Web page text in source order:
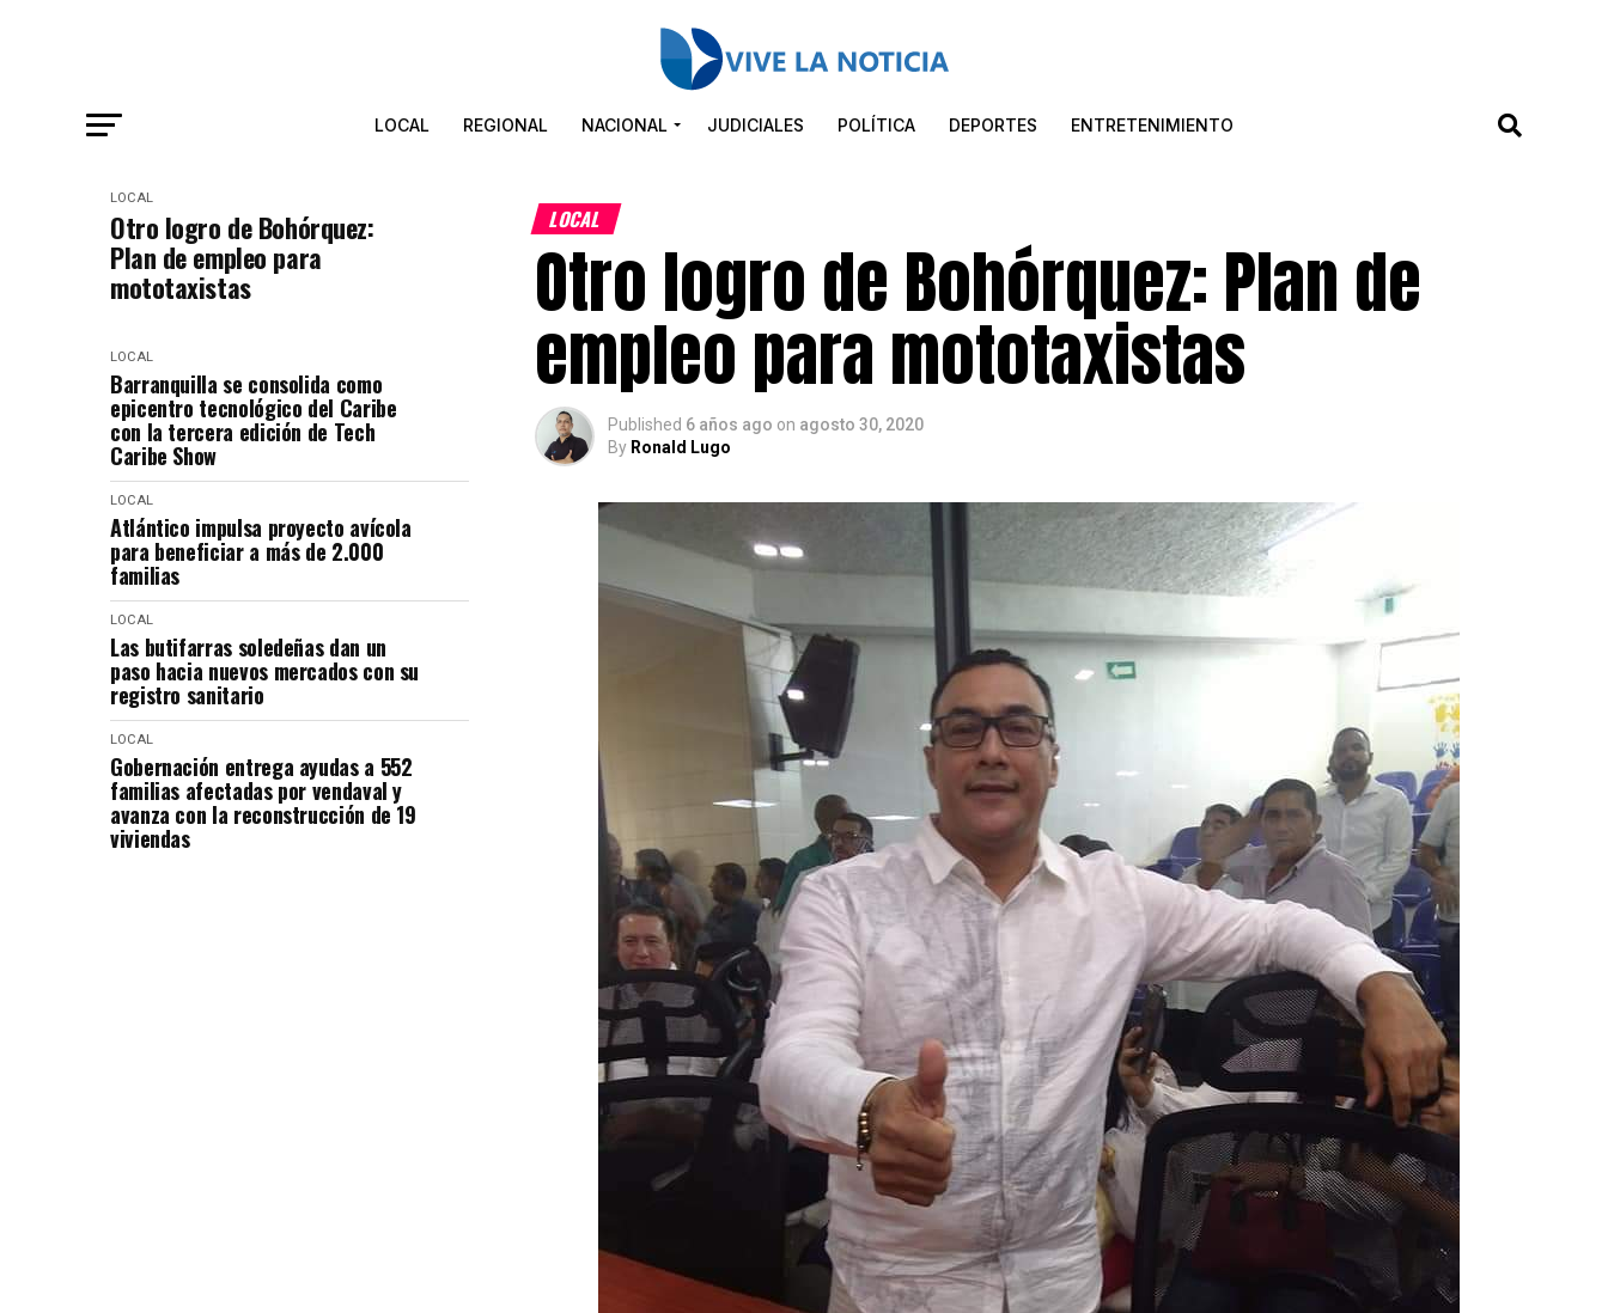
LOCAL REGIONAL NACIONAL JUDICIALES POLÍTICA DEPORTES ENTRETENIMIENTO
LOCAL
Otro logro de Bohórquez:
Plan de empleo para
mototaxistas
LOCAL
Barranquilla se consolida como
epicentro tecnológico del Caribe
con la tercera edición de Tech
Caribe Show
LOCAL
Atlántico impulsa proyecto avícola
para beneficiar a más de 2.000
familias
LOCAL
Las butifarras soledeñas dan un
paso hacia nuevos mercados con su
registro sanitario
LOCAL
Gobernación entrega ayudas a 552
familias afectadas por vendaval y
avanza con la reconstrucción de 19
viviendas
LOCAL
Otro logro de Bohórquez: Plan de
empleo para mototaxistas
Published 6 años ago on agosto 30, 2020
By Ronald Lugo